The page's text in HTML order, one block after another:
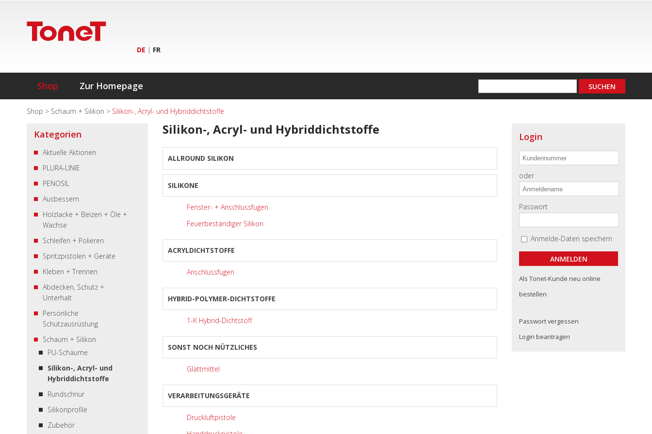
DE | FR
Shop Zur Homepage
Shop > Schaum + Silikon > Silikon-, Acryl- und Hybriddichtstoffe
Silikon-, Acryl- und Hybriddichtstoffe
ALLROUND SILIKON
SILIKONE
Fenster- + Anschlussfugen
Feuerbeständiger Silikon
ACRYLDICHTSTOFFE
Anschlussfugen
HYBRID-POLYMER-DICHTSTOFFE
1-K Hybrid-Dichtstoff
SONST NOCH NÜTZLICHES
Glättmittel
VERARBEITUNGSGERÄTE
Druckluftpistole
Kategorien
Aktuelle Aktionen
PLURA-LINIE
PENOSIL
Ausbessern
Holzlacke + Beizen + Öle +
Wachse
Schleifen + Polieren
Spritzpistolen + Geräte
Kleben + Trennen
Abdecken, Schutz +
Unterhalt
Persönliche
Schutzausrüstung
Schaum + Silikon
PU-Schäume
Silikon-, Acryl- und
Hybriddichtstoffe
Rundschnur
Silikonprofile
Zubehör
Login
oder
Passwort
Anmelde-Daten speichern
Als Tonet-Kunde neu online
bestellen
Passwort vergessen
Login beantragen